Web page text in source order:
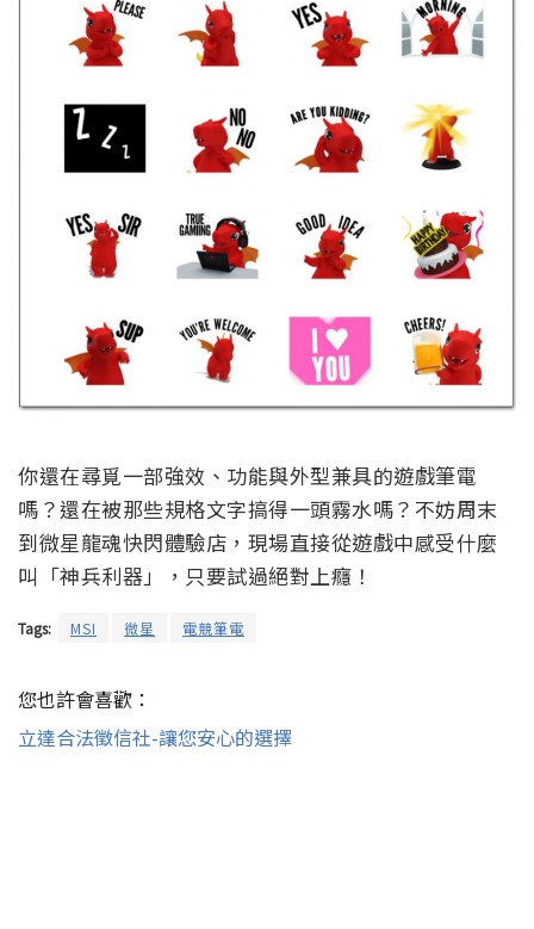
你還在尋覓一部強效、功能與外型兼具的遊戲筆電
嗎？還在被那些規格文字搞得一頭霧水嗎？不妨周末
到微星龍魂快閃體驗店，現場直接從遊戲中感受什麼
叫「神兵利器」，只要試過絕對上癮！
Tags: MSI 微星 電競筆電
您也許會喜歡：
立達合法徵信社-讓您安心的選擇